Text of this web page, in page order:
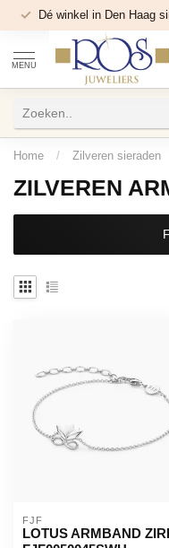
Dé winkel in Den Haag
MENU
Home / Zilveren sieraden
ZILVEREN
FJF
LOTUS ARMBAND